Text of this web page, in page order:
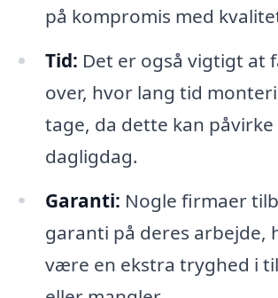
på kompromis med
Tid: Det er også vigtigt at
over, hvor lang tid
tage, da dette kan påvirke
dagligdag.
Garanti: Nogle firmaer
garanti på deres arbejde,
være en ekstra tryghed i